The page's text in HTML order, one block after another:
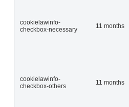
cookielawinfo-
checkbox-necessary
11 months
cookielawinfo-
checkbox-others
11 months